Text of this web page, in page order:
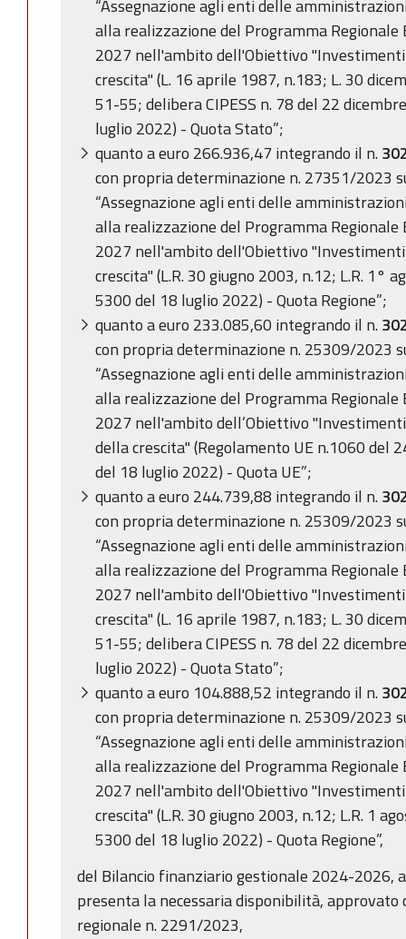
“Assegnazione agli enti delle
alla realizzazione del Programma
2027 nell'ambito dell'Obiettivo
crescita" (L. 16 aprile 1987, n.183; L. 30
51-55; delibera CIPESS n. 78 del 22
luglio 2022) - Quota Stato”;
quanto a euro 266.936,47 integrando il n.
con propria determinazione n. 27351/2023
“Assegnazione agli enti delle
alla realizzazione del Programma
2027 nell'ambito dell'Obiettivo
crescita" (L.R. 30 giugno 2003, n.12; L.R. 1°
5300 del 18 luglio 2022) - Quota Regione”;
quanto a euro 233.085,60 integrando il n.
con propria determinazione n. 25309/2023
“Assegnazione agli enti delle
alla realizzazione del Programma
2027 nell'ambito dell’Obiettivo
della crescita" (Regolamento UE n.1060 del
del 18 luglio 2022) - Quota UE”;
quanto a euro 244.739,88 integrando il n.
con propria determinazione n. 25309/2023
“Assegnazione agli enti delle
alla realizzazione del Programma
2027 nell'ambito dell'Obiettivo
crescita" (L. 16 aprile 1987, n.183; L. 30
51-55; delibera CIPESS n. 78 del 22
luglio 2022) - Quota Stato”;
quanto a euro 104.888,52 integrando il n.
con propria determinazione n. 25309/2023
“Assegnazione agli enti delle
alla realizzazione del Programma
2027 nell'ambito dell'Obiettivo
crescita" (L.R. 30 giugno 2003, n.12; L.R. 1
5300 del 18 luglio 2022) - Quota Regione”,
del Bilancio finanziario gestionale 2024-2026,
presenta la necessaria disponibilità, approvato
regionale n. 2291/2023,